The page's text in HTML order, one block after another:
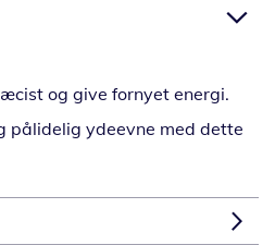
og give fornyet energi.
pålidelig ydeevne med dette